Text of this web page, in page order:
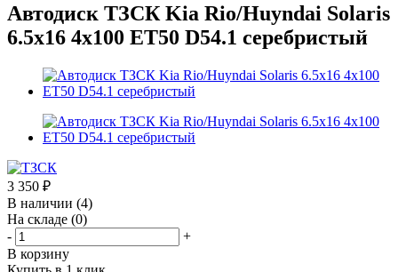
Автодиск ТЗСК Kia Rio/Huyndai Solaris
6.5x16 4x100 ET50 D54.1 серебристый
3 350 ₽
В наличии (4)
На складе (0)
-
+
В корзину